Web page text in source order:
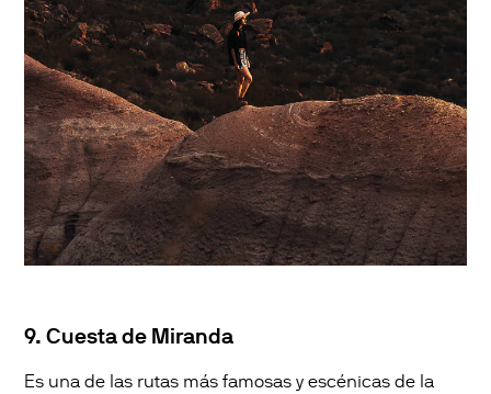
9. Cuesta de Miranda
Es una de las rutas más famosas y escénicas de la